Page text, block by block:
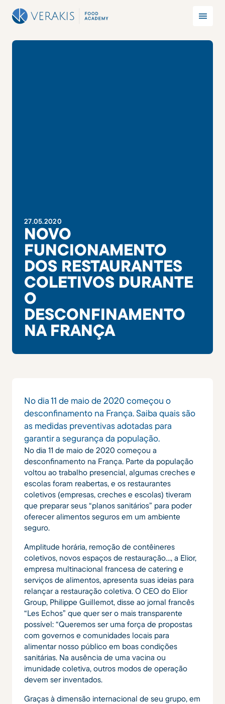
27.05.2020
NOVO
FUNCIONAMENTO
DOS RESTAURANTES
COLETIVOS DURANTE
O
DESCONFINAMENTO
NA FRANÇA
No dia 11 de maio de 2020 começou o
desconfinamento na França. Saiba quais são
as medidas preventivas adotadas para
garantir a segurança da população.
No dia 11 de maio de 2020 começou a
desconfinamento na França. Parte da população
voltou ao trabalho presencial, algumas creches e
escolas foram reabertas, e os restaurantes
coletivos (empresas, creches e escolas) tiveram
que preparar seus “planos sanitários” para poder
oferecer alimentos seguros em um ambiente
seguro.
Amplitude horária, remoção de contêineres
coletivos, novos espaços de restauração…, a Elior,
empresa multinacional francesa de catering e
serviços de alimentos, apresenta suas ideias para
relançar a restauração coletiva. O CEO do Elior
Group, Philippe Guillemot, disse ao jornal francês
“Les Echos” que quer ser o mais transparente
possível: “Queremos ser uma força de propostas
com governos e comunidades locais para
alimentar nosso público em boas condições
sanitárias. Na ausência de uma vacina ou
imunidade coletiva, outros modos de operação
devem ser inventados.
Graças à dimensão internacional de seu grupo, em